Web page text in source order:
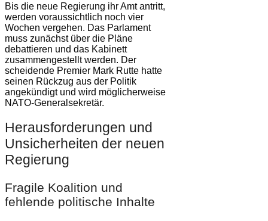
Bis die neue Regierung ihr Amt antritt,
werden voraussichtlich noch vier
Wochen vergehen. Das Parlament
muss zunächst über die Pläne
debattieren und das Kabinett
zusammengestellt werden. Der
scheidende Premier Mark Rutte hatte
seinen Rückzug aus der Politik
angekündigt und wird möglicherweise
NATO-Generalsekretär.
Herausforderungen und
Unsicherheiten der neuen
Regierung
Fragile Koalition und
fehlende politische Inhalte